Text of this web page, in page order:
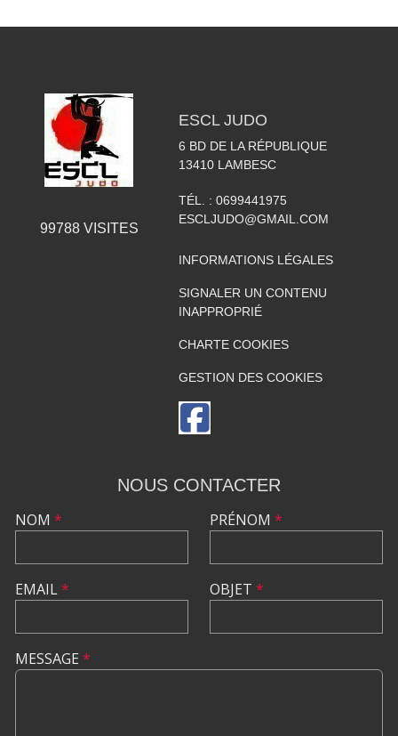
99788VISITES
ESCL JUDO
6 BD DE LA RÉPUBLIQUE
13410 LAMBESC
TÉL. : 0699441975
ESCLJUDO@GMAIL.COM
INFORMATIONS LÉGALES
SIGNALER UN CONTENU
INAPPROPRIÉ
CHARTE COOKIES
GESTION DES COOKIES
NOUS CONTACTER
NOM *
EMAIL*
PRÉNOM *
OBJET *
MESSAGE *